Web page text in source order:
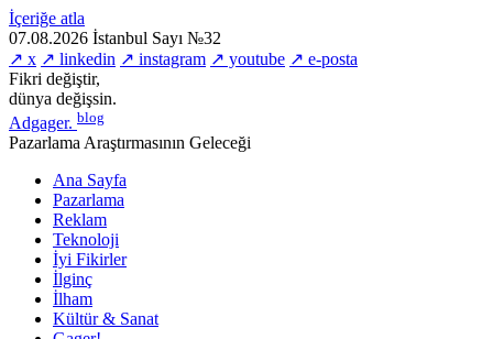
İçeriğe atla
07.08.2026 İstanbul Sayı №32
↗ x ↗ linkedin ↗ instagram ↗ youtube ↗ e-posta
Fikri değiştir,
dünya değişsin.
Adgager. blog
Pazarlama Araştırmasının Geleceği
Ana Sayfa
Pazarlama
Reklam
Teknoloji
İyi Fikirler
İlginç
İlham
Kültür & Sanat